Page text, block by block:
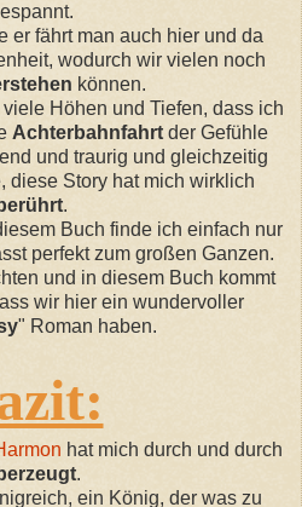
er fährt man auch hier und da
wodurch wir vielen noch
können.
Höhen und Tiefen, dass ich
Achterbahnfahrt der Gefühle
und traurig und gleichzeitig
diese Story hat mich wirklich
berührt.
Buch finde ich einfach nur
perfekt zum großen Ganzen.
und in diesem Buch kommt
wir hier ein wundervoller
" Roman haben.
hat mich durch und durch
.
ein König, der was zu